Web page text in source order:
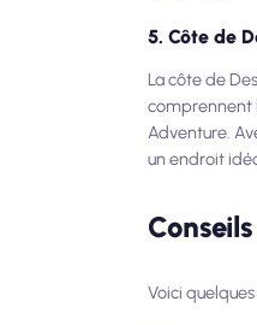
5. Côte de
La côte de
comprennent
Adventure.
un endroit
Voici